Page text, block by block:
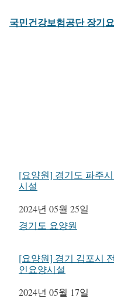
국민건강보험공단 장기
[요양원] 경기도 파주
시설
일자
2024년 05월 25일
관련 항목
경기도 요양원
[요양원] 경기 김포시
인요양시설
일자
2024년 05월 17일